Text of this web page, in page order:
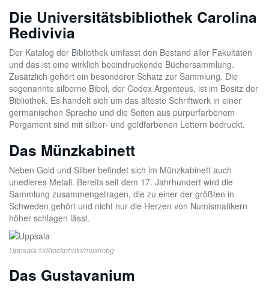
Die Universitätsbibliothek Carolina
Redivivia
Der Katalog der Bibliothek umfasst den Bestand aller Fakultäten
und das ist eine wirklich beeindruckende Büchersammlung.
Zusätzlich gehört ein besonderer Schatz zur Sammlung. Die
sogenannte silberne Bibel, der Codex Argenteus, ist im Besitz der
Bibliothek. Es handelt sich um das älteste Schriftwerk in einer
germanischen Sprache und die Seiten aus purpurfarbenem
Pergament sind mit silber- und goldfarbenen Lettern bedruckt.
Das Münzkabinett
Neben Gold und Silber befindet sich im Münzkabinett auch
unedleres Metall. Bereits seit dem 17. Jahrhundert wird die
Sammlung zusammengetragen, die zu einer der größten in
Schweden gehört und nicht nur die Herzen von Numismatikern
höher schlagen lässt.
Uppsala ©iStockphoto/maximbg
Das Gustavanium